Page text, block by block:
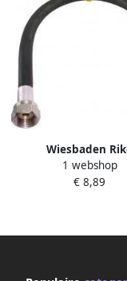
Wiesbaden
Gasslangsets Gastec
1 webshop
€ 8,89